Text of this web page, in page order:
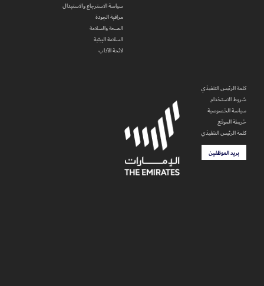
سياسة الاسترجاع والاستبدال
مراقبة الجودة
الصحة والسلامة
السلامة البيئية
لائحة الآداب
كلمة الرئيس التنفيذي
شروط الاستخدام
سياسة الخصوصية
خريطة الموقع
كلمة الرئيس التنفيذي
بريد الموظفين